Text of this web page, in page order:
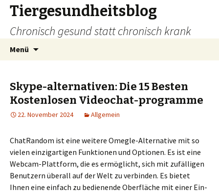
Tiergesundheitsblog
Chronisch gesund statt chronisch krank
Menü
Skype-alternativen: Die 15 Besten
Kostenlosen Videochat-programme
22. November 2024 Allgemein
ChatRandom ist eine weitere Omegle-Alternative mit so
vielen einzigartigen Funktionen und Optionen. Es ist eine
Webcam-Plattform, die es ermöglicht, sich mit zufälligen
Benutzern überall auf der Welt zu verbinden. Es bietet
Ihnen eine einfach zu bedienende Oberfläche mit einer Ein-